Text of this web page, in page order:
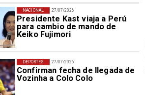
27/07/2026
Presidente Kast viaja a Perú
para cambio de mando de
Keiko Fujimori
NACIONAL
27/07/2026
Confirman fecha de llegada de
Vozinha a Colo Colo
DEPORTES